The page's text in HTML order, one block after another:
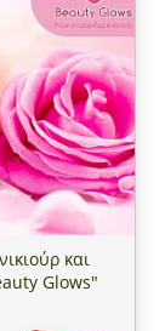
και
Glows"